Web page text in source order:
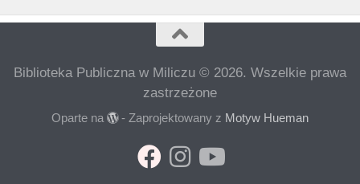
Biblioteka Publiczna w Miliczu © 2026. Wszelkie prawa
zastrzeżone
Oparte na - Zaprojektowany z Motyw Hueman